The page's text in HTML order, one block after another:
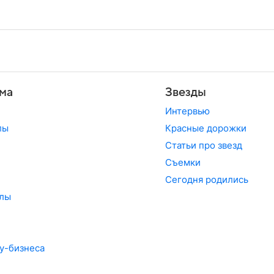
бизнеса
Звезды
Интервью
Красные дорожки
Статьи про звезд
Съемки
Сегодня родились